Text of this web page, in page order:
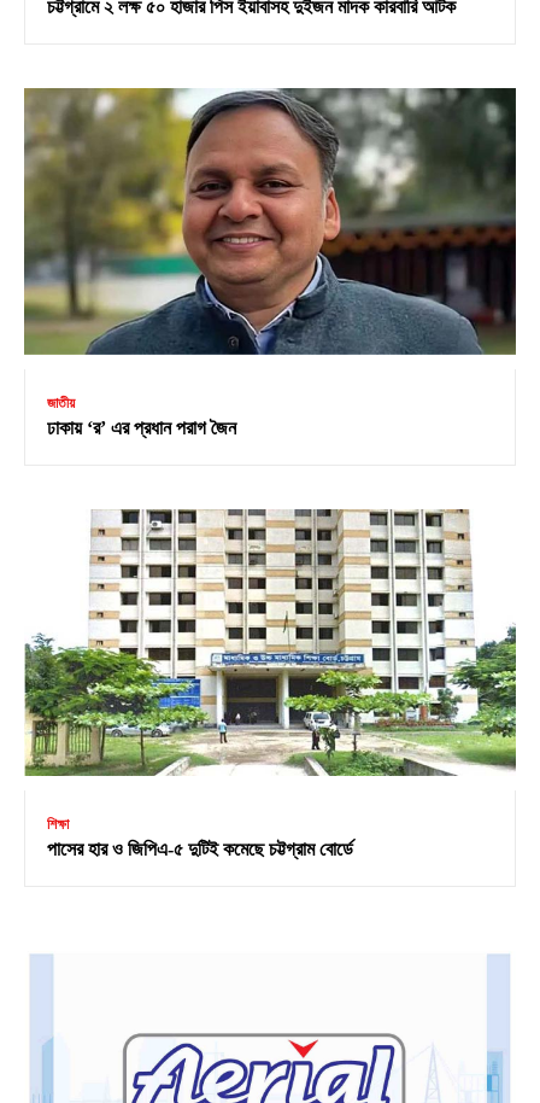
চট্টগ্রামে ২ লক্ষ ৫০ হাজার পিস ইয়াবাসহ দুইজন মাদক কারবারি আটক
জাতীয়
ঢাকায় ‘র’ এর প্রধান পরাগ জৈন
শিক্ষা
পাসের হার ও জিপিএ-৫ দুটিই কমেছে চট্টগ্রাম বোর্ডে